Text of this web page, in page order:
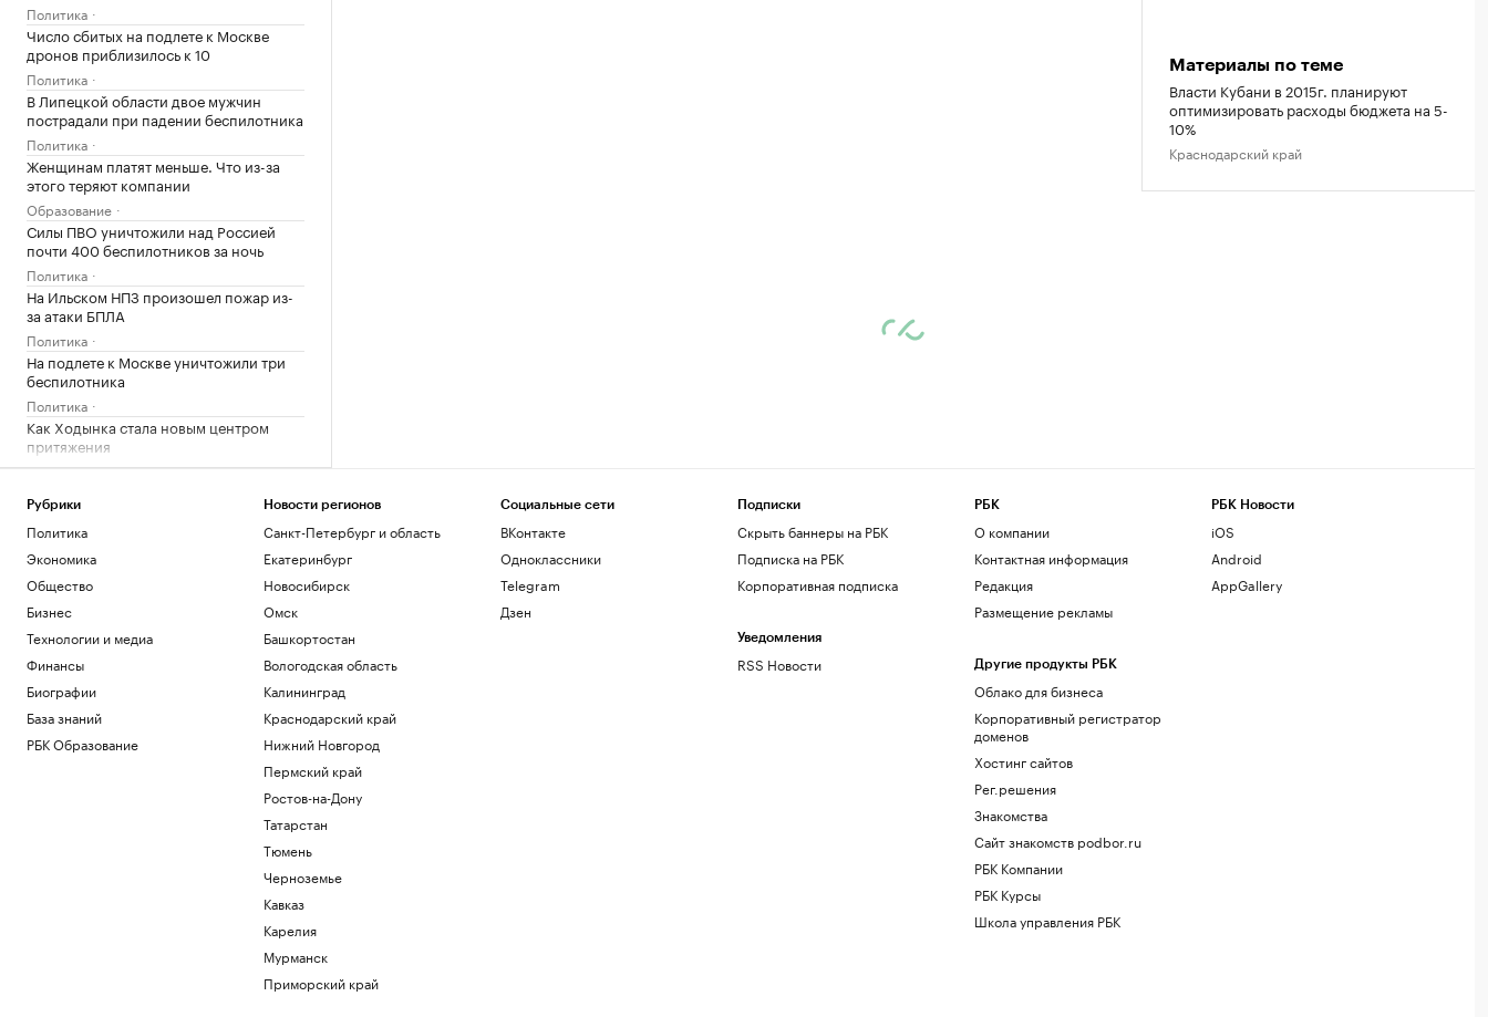
Политика
Число сбитых на подлете к Москве
дронов приблизилось к 10
Политика
В Липецкой области двое мужчин
пострадали при падении беспилотника
Политика
Женщинам платят меньше. Что из-за
этого теряют компании
Образование
Силы ПВО уничтожили над Россией
почти 400 беспилотников за ночь
Политика
На Ильском НПЗ произошел пожар из-
за атаки БПЛА
Политика
На подлете к Москве уничтожили три
беспилотника
Политика
Как Ходынка стала новым центром
притяжения
РБК и Stone
более 30 беспилотников
Политика
Украинские дроны атаковали
промпредприятие в Самарской
области
Политика
Зачем смартфону телеобъектив, 200
Мп и большой сенсор
РБК и Huawei
Новая Зеландия анонсировала 36-й
пакет санкций против России
Политика
пообещала США больше не атаковать
Материалы по теме
Власти Кубани в 2015г. планируют
оптимизировать расходы бюджета на 5-
10%
Краснодарский край
Рубрики
Политика
Экономика
Общество
Бизнес
Технологии и медиа
Финансы
Биографии
База знаний
РБК Образование
Новости регионов
Санкт-Петербург и область
Екатеринбург
Новосибирск
Омск
Башкортостан
Вологодская область
Калининград
Краснодарский край
Нижний Новгород
Пермский край
Ростов-на-Дону
Татарстан
Тюмень
Черноземье
Кавказ
Карелия
Мурманск
Приморский край
Социальные сети
ВКонтакте
Одноклассники
Telegram
Дзен
Подписки
Скрыть баннеры на РБК
Подписка на РБК
Корпоративная подписка
Уведомления
RSS Новости
РБК
О компании
Контактная информация
Редакция
Размещение рекламы
Другие продукты РБК
Облако для бизнеса
Корпоративный регистратор
доменов
Хостинг сайтов
Рег.решения
Знакомства
Сайт знакомств podbor.ru
РБК Компании
РБК Курсы
Школа управления РБК
РБК Новости
iOS
Android
AppGallery